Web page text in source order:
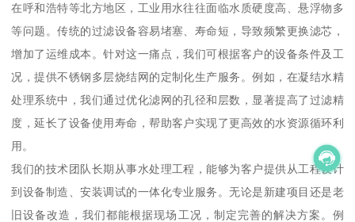
在呼和浩特等北方地区，工业用水往往面临水质硬度高、悬浮物多
等问题。传统的过滤设备容易堵塞、寿命短，导致频繁更换滤芯，
增加了运维成本。针对这一痛点，我们可根据客户的设备条件及工
况，提供不锈钢多层烧结网的定制化生产服务。例如，在凝结水精
处理系统中，我们通过优化滤网的孔径和层数，显著提高了过滤精
度，延长了设备使用寿命，帮助客户实现了更高效的水资源循环利
用。
我们的技术团队长期从事水处理工程，能够为客户提供从工程设计
到设备制造、安装调试的一体化专业服务。无论是新建项目还是老
旧设备改造，我们都能根据现场工况，制定完善的解决方案。例